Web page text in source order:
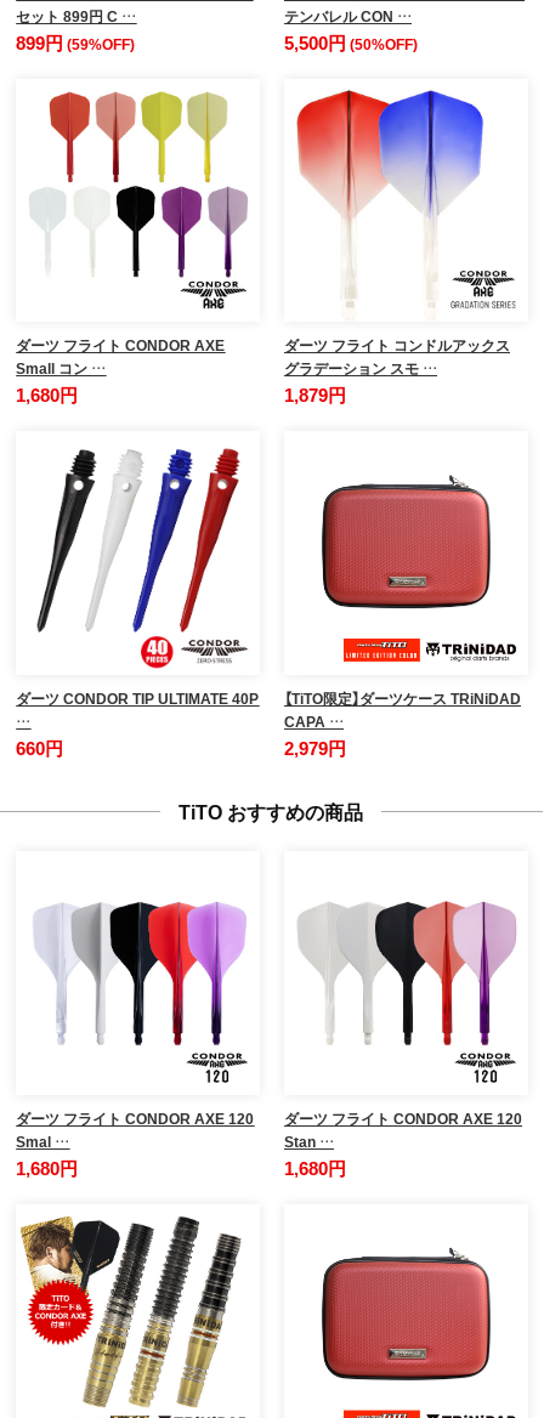
セット 899円 C …
899円(59%OFF)
テンバレル CON …
5,500円 (50%OFF)
ダーツ フライト CONDOR AXE
Small コン …
1,680円
ダーツ フライト コンドルアックス
グラデーション スモ …
1,879円
ダーツ CONDOR TIP ULTIMATE 40P
…
660円
【TiTO限定】ダーツケース TRiNiDAD
CAPA …
2,979円
TiTO おすすめの商品
ダーツ フライト CONDOR AXE 120
Smal …
1,680円
ダーツ フライト CONDOR AXE 120
Stan …
1,680円